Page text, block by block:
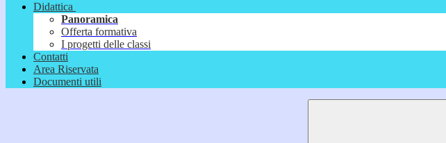
Didattica
Panoramica
Offerta formativa
I progetti delle classi
Contatti
Area Riservata
Documenti utili